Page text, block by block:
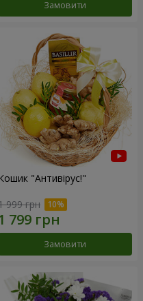
Замовити
Кошик "Антивірус!"
999 грн
Замовити